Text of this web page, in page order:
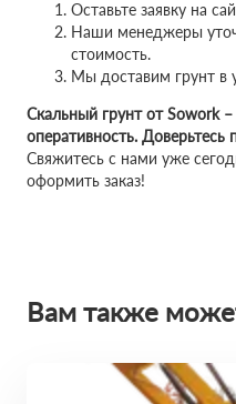
Оставьте заявку на
Наши менеджеры
стоимость.
Мы доставим грунт в
Скальный грунт от Sowork
оперативность. Доверьтесь
Свяжитесь с нами уже
оформить заказ!
Вам также